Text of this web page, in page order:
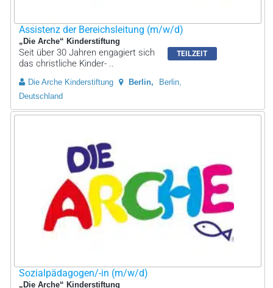
Assistenz der Bereichsleitung (m/w/d)
„Die Arche“ Kinderstiftung
TEILZEIT
Seit über 30 Jahren engagiert sich
das christliche Kinder- ..
Die Arche Kinderstiftung Berlin
Berlin,
Deutschland
Sozialpädagogen/-in (m/w/d)
„Die Arche“ Kinderstiftung